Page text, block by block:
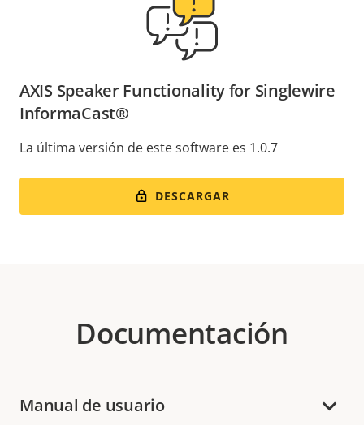
AXIS Speaker Functionality for Singlewire
InformaCast®
La última versión de este software es 1.0.7
DESCARGAR
Documentación
Manual de usuario